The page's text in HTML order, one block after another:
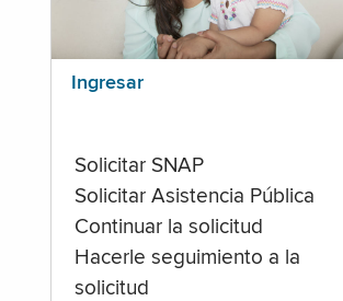
Ingresar
Solicitar SNAP
Solicitar Asistencia Pública
Continuar la solicitud
Hacerle seguimiento a la
solicitud